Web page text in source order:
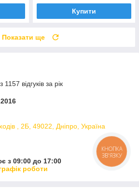
Купити
Показати ще
відгуків за рік
, 2Б, 49022, Дніпро, Україна
з 09:00 до 17:00
роботи
КНОПКА
ЗВ'ЯЗКУ